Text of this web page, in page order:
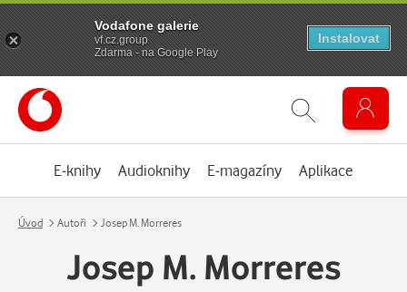
E-knihy Audioknihy E-magazíny Aplikace
Úvod Autoři Josep M. Morreres
Josep M. Morreres
Vodafone galerie
vf.cz.group
Zdarma - na Google Play
Instalovat